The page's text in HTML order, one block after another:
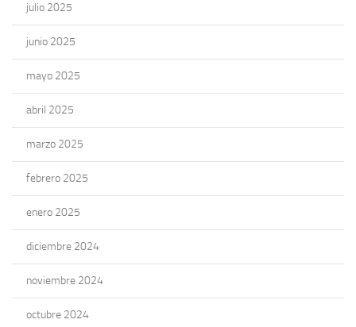
julio 2025
junio 2025
mayo 2025
abril 2025
marzo 2025
febrero 2025
enero 2025
diciembre 2024
noviembre 2024
octubre 2024